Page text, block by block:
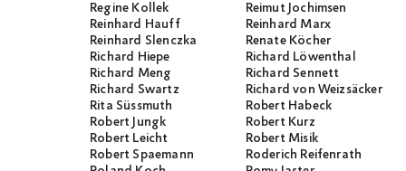
Regine Kollek
Reimut Jochimsen
Reinhard Hauff
Reinhard Marx
Reinhard Slenczka
Renate Köcher
Richard Hiepe
Richard Löwenthal
Richard Meng
Richard Sennett
Richard Swartz
Richard von Weizsäcker
Rita Süssmuth
Robert Habeck
Robert Jungk
Robert Kurz
Robert Leicht
Robert Misik
Robert Spaemann
Roderich Reifenrath